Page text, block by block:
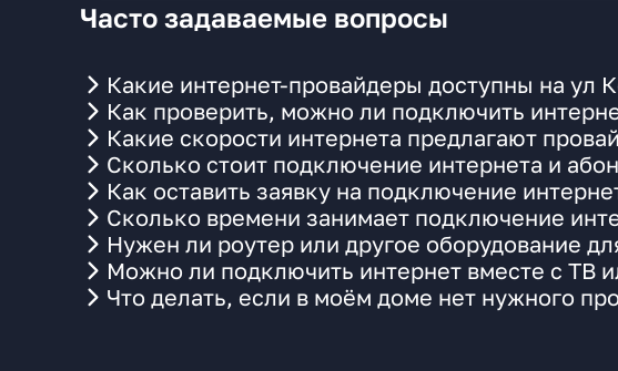
Часто задаваемые вопросы
Какие интернет-провайдеры доступны на ул
Как проверить, можно ли подключить
Какие скорости интернета предлагают
Сколько стоит подключение интернета и
Как оставить заявку на подключение
Сколько времени занимает подключение
Нужен ли роутер или другое оборудование
Можно ли подключить интернет вместе с ТВ
Что делать, если в моём доме нет нужного